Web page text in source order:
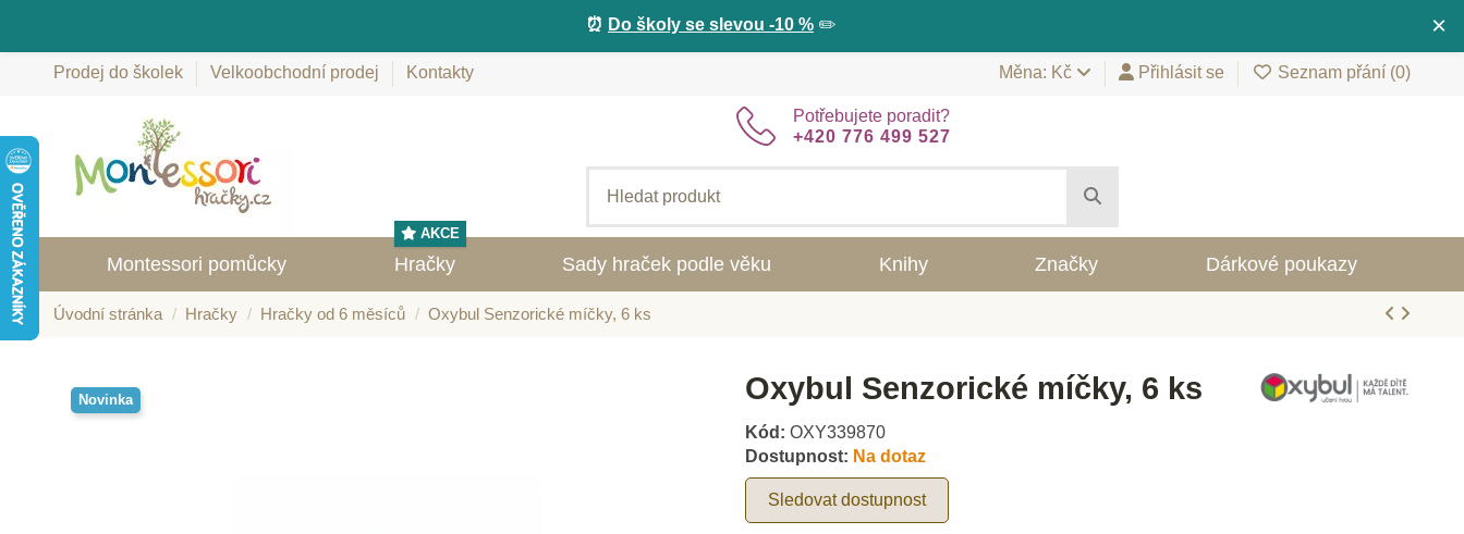
×
⏰ Do školy se slevou -10 % ✏️
Prodej do školek Velkoobchodní prodej Kontakty Měna: Kč Přihlásit se Seznam přání (0)
Potřebujete poradit?
+420 776 499 527
Montessori pomůcky Hračky
AKCE
Sady hraček podle věku Knihy Značky Dárkové poukazy
Úvodní stránka Hračky Hračky od 6 měsíců Oxybul Senzorické míčky, 6 ks
Novinka Oxybul Senzorické míčky, 6 ks
Kód: OXY339870
Dostupnost: Na dotaz
Sledovat dostupnost